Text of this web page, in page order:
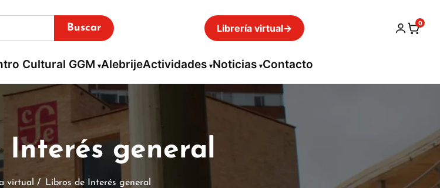
Buscar Librería virtual→ 0
Cultural GGM AlebrijeActividades Noticias Contacto
Interés general
virtual / Libros de Interés general